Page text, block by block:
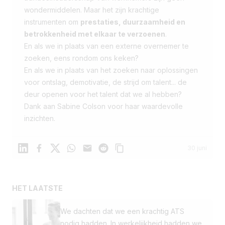
wondermiddelen. Maar het zijn krachtige
instrumenten om prestaties, duurzaamheid en
betrokkenheid met elkaar te verzoenen.
En als we in plaats van een externe overnemer te
zoeken, eens rondom ons keken?
En als we in plaats van het zoeken naar oplossingen
voor ontslag, demotivatie, de strijd om talent... de
deur openen voor het talent dat we al hebben?
Dank aan Sabine Colson voor haar waardevolle
inzichten.
LinkedinFacebook
X WhatsApp
Mail Reddit
HET LAATSTE
We dachten dat we een krachtig ATS
nodig hadden. In werkelijkheid hadden we